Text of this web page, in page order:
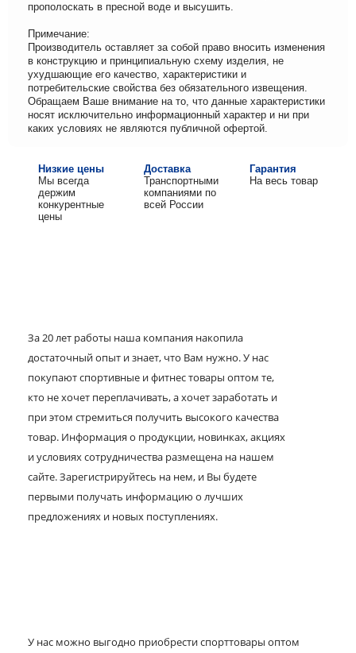
прополоскать в пресной воде и высушить.
Примечание:
Производитель оставляет за собой право вносить изменения
в конструкцию и принципиальную схему изделия, не
ухудшающие его качество, характеристики и
потребительские свойства без обязательного извещения.
Обращаем Ваше внимание на то, что данные характеристики
носят исключительно информационный характер и ни при
каких условиях не являются публичной офертой.
Низкие цены
Мы всегда
держим
конкурентные
цены
Доставка
Транспортными
компаниями по
всей России
Гарантия
На весь товар
За 20 лет работы наша компания накопила
достаточный опыт и знает, что Вам нужно. У нас
покупают спортивные и фитнес товары оптом те,
кто не хочет переплачивать, а хочет заработать и
при этом стремиться получить высокого качества
товар. Информация о продукции, новинках, акциях
и условиях сотрудничества размещена на нашем
сайте. Зарегистрируйтесь на нем, и Вы будете
первыми получать информацию о лучших
предложениях и новых поступлениях.
У нас можно выгодно приобрести спорттовары оптом